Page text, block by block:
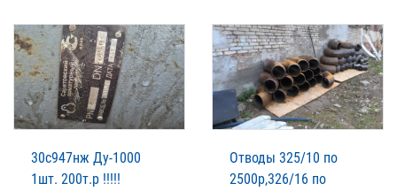
30с947нж Ду-1000
1шт. 200т.р !!!!!
Отводы 325/10 по
2500р,326/16 по